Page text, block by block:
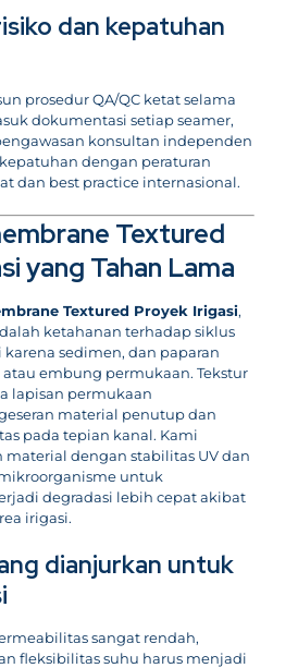
dan kepatuhan
prosedur QA/QC ketat selama
dokumentasi setiap seamer,
konsultan independen
dengan peraturan
dan best practice internasional.
Textured
yang Tahan Lama
Textured Proyek Irigasi,
ketahanan terhadap siklus
karena sedimen, dan paparan
atau embung permukaan. Tekstur
lapisan permukaan
material penutup dan
pada tepian kanal. Kami
dengan stabilitas UV dan
untuk
degradasi lebih cepat akibat
irigasi.
dianjurkan untuk
sangat rendah,
fleksibilitas suhu harus menjadi